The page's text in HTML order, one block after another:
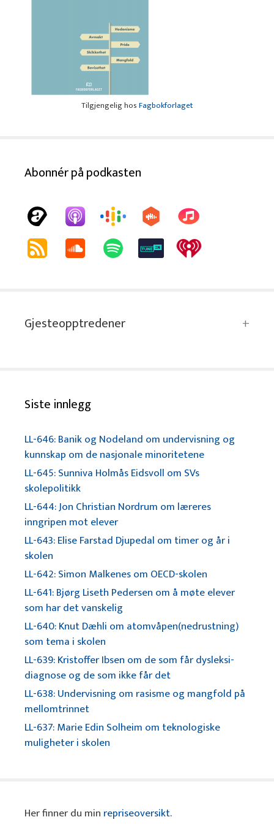
Tilgjengelig hosFagbokforlaget
Abonnér på podkasten
Gjesteopptredener
Siste innlegg
LL-646: Banik og Nodeland om undervisning og
kunnskap om de nasjonale minoritetene
LL-645: Sunniva Holmås Eidsvoll om SVs
skolepolitikk
LL-644: Jon Christian Nordrum om læreres
inngripen mot elever
LL-643: Elise Farstad Djupedal om timer og år i
skolen
LL-642: Simon Malkenes om OECD-skolen
LL-641: Bjørg Liseth Pedersen om å møte elever
som har det vanskelig
LL-640: Knut Dæhli om atomvåpen(nedrustning)
som tema i skolen
LL-639: Kristoffer Ibsen om de som får dysleksi-
diagnose og de som ikke får det
LL-638: Undervisning om rasisme og mangfold på
mellomtrinnet
LL-637: Marie Edin Solheim om teknologiske
muligheter i skolen
Her finner du min repriseoversikt.